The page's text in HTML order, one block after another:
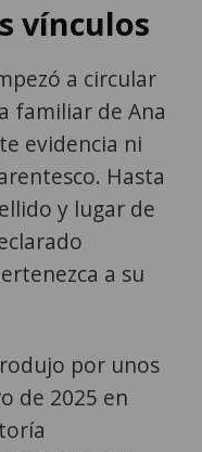
vínculos
a circular
familiar de Ana
evidencia ni
Hasta
y lugar de
a su
por unos
de 2025 en